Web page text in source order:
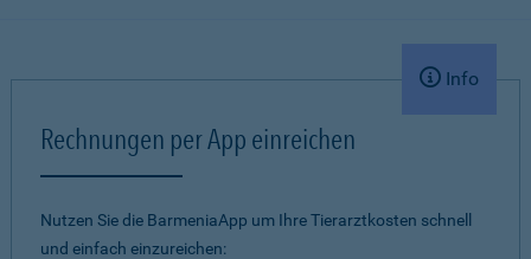
Info
Rechnungen per App einreichen
Nutzen Sie die BarmeniaApp um Ihre Tierarztkosten schnell
und einfach einzureichen: